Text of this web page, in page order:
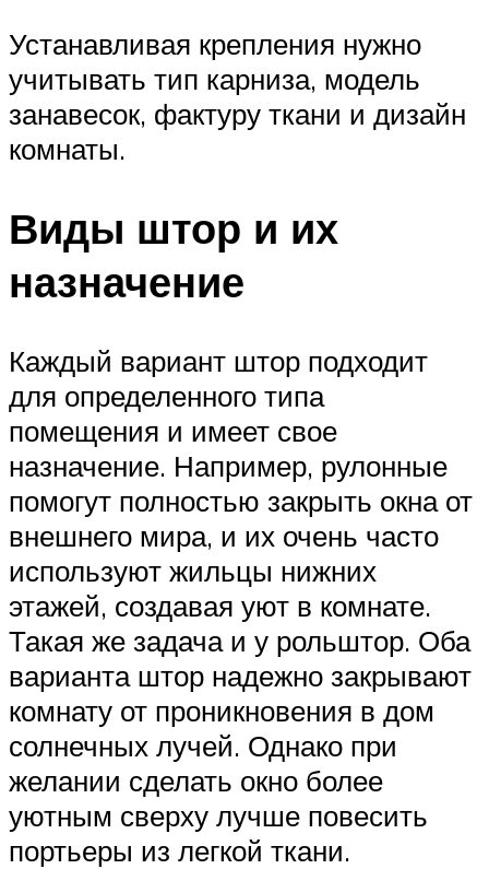
Устанавливая крепления нужно
учитывать тип карниза, модель
занавесок, фактуру ткани и дизайн
комнаты.
Виды штор и их
назначение
Каждый вариант штор подходит
для определенного типа
помещения и имеет свое
назначение. Например, рулонные
помогут полностью закрыть окна от
внешнего мира, и их очень часто
используют жильцы нижних
этажей, создавая уют в комнате.
Такая же задача и у рольштор. Оба
варианта штор надежно закрывают
комнату от проникновения в дом
солнечных лучей. Однако при
желании сделать окно более
уютным сверху лучше повесить
портьеры из легкой ткани.